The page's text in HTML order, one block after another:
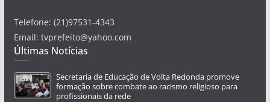
Telefone: (21)97531-4343
Email: tvprefeito@yahoo.com
Últimas Notícias
Secretaria de Educação de Volta Redonda promove
formação sobre combate ao racismo religioso para
profissionais da rede